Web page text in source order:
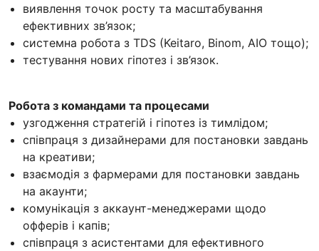
виявлення точок росту та масштабування
ефективних зв’язок;
системна робота з TDS (Keitaro, Binom, AIO тощо);
тестування нових гіпотез і зв’язок.
Робота з командами та процесами
узгодження стратегій і гіпотез із тимлідом;
співпраця з дизайнерами для постановки завдань
на креативи;
взаємодія з фармерами для постановки завдань
на акаунти;
комунікація з аккаунт-менеджерами щодо
офферів і капів;
співпраця з асистентами для ефективного